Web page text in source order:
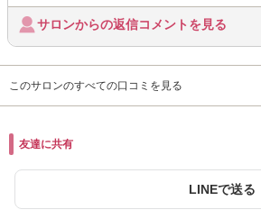
サロンからの返信コメントを見る
このサロンのすべての口コミを見る
友達に共有
LINEで送る